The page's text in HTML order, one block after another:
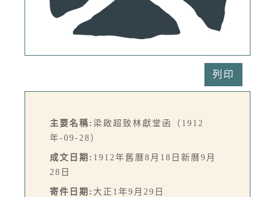
列印
主要名稱: 梁啟超致林獻堂函（1912
年-09-28）
成文日期: 1912年舊曆8月18日新曆9月
28日
寄件日期: 大正1年9月29日